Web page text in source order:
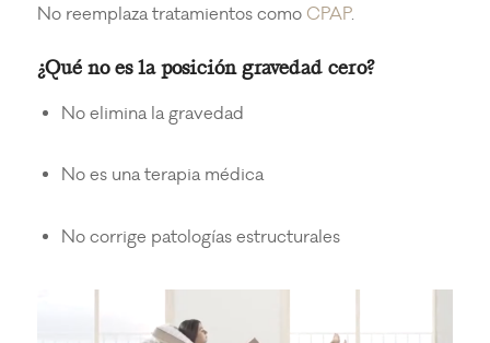
No reemplaza tratamientos como CPAP.
¿Qué no es la posición gravedad cero?
No elimina la gravedad
No es una terapia médica
No corrige patologías estructurales